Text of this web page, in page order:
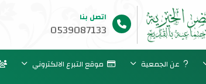
اتصل بنا
0539087133
عن الجمعية موقع التبرع الالكتروني